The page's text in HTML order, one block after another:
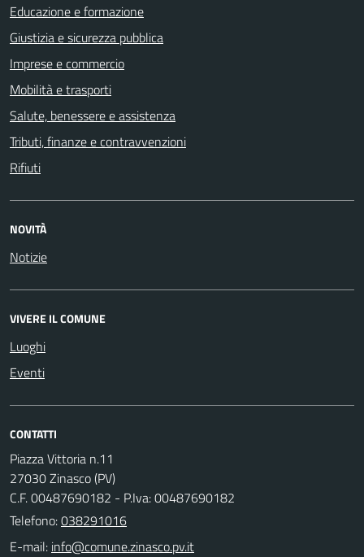
Educazione e formazione
Giustizia e sicurezza pubblica
Imprese e commercio
Mobilità e trasporti
Salute, benessere e assistenza
Tributi, finanze e contravvenzioni
Rifiuti
NOVITÀ
Notizie
VIVERE IL COMUNE
Luoghi
Eventi
CONTATTI
Piazza Vittoria n.11
27030 Zinasco (PV)
C.F. 00487690182 - P.Iva: 00487690182
Telefono:038291016
E-mail: